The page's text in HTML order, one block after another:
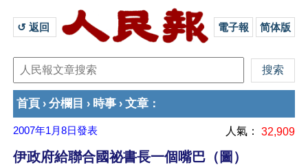
↺ 返回 電子報 简体版
首頁 › 分欄目 › 時事 › 文章 ：
2007年1月8日發表 人氣： 32,909
伊政府給聯合國祕書長一個嘴巴（圖）